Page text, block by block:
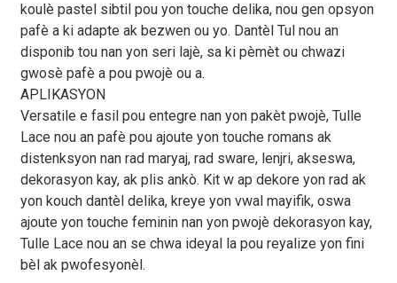
koulè pastel sibtil pou yon touche delika, nou gen opsyon
pafè a ki adapte ak bezwen ou yo. Dantèl Tul nou an
disponib tou nan yon seri lajè, sa ki pèmèt ou chwazi
gwosè pafè a pou pwojè ou a.
APLIKASYON
Versatile e fasil pou entegre nan yon pakèt pwojè, Tulle
Lace nou an pafè pou ajoute yon touche romans ak
distenksyon nan rad maryaj, rad sware, lenjri, akseswa,
dekorasyon kay, ak plis ankò. Kit w ap dekore yon rad ak
yon kouch dantèl delika, kreye yon vwal mayifik, oswa
ajoute yon touche feminin nan yon pwojè dekorasyon kay,
Tulle Lace nou an se chwa ideyal la pou reyalize yon fini
bèl ak pwofesyonèl.